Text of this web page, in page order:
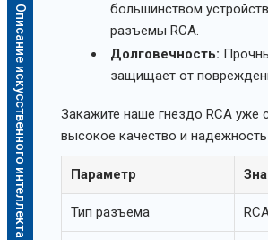
Описание искусственного интеллекта
большинством
разъемы RCA.
Долговечность:
защищает от
Закажите наше гнездо RCA уже
высокое качество и
Параметр
Тип разъема